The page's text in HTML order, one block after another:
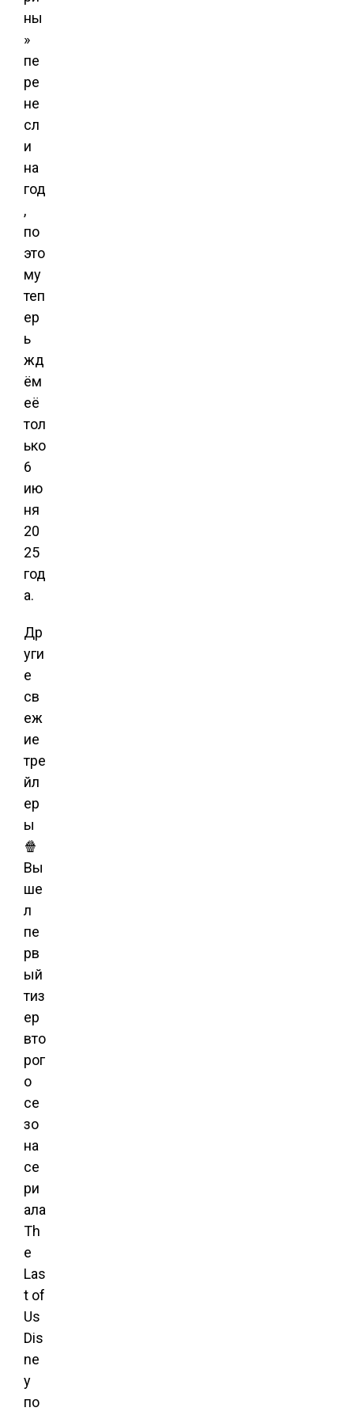
ны
»
пе
ре
не
сл
и
на
год
,
по
это
му
теп
ер
ь
жд
ём
её
тол
ько
6
ию
ня
20
25
год
а.
Др
уги
е
св
еж
ие
тре
йл
ер
ы
🍿
Вы
ше
л
пе
рв
ый
тиз
ер
вто
рог
о
се
зо
на
се
ри
ала
Th
e
Las
t of
Us
Dis
ne
y
по